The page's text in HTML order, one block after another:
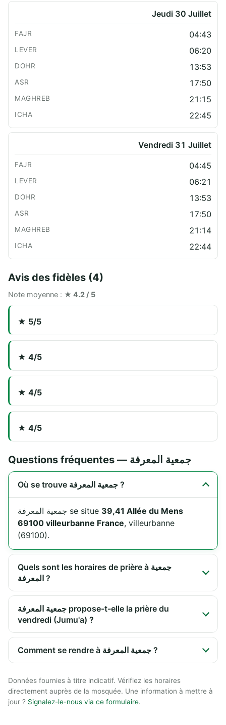
Jeudi 30 Juillet
04:43
06:20
13:53
17:50
21:15
22:45
Vendredi 31 Juillet
04:45
06:21
13:53
17:50
21:14
22:44
Avis des fidèles (4)
Note moyenne : ★ 4.2 / 5
★ 5/5
★ 4/5
★ 4/5
★ 4/5
Questions fréquentes — جمعية المعرفة
Où se trouve جمعية المعرفة ?
جمعية المعرفة se situe 39,41 Allée du Mens
69100 villeurbanne France, villeurbanne
(69100).
Quels sont les horaires de prière à جمعية
المعرفة ?
جمعية المعرفة propose-t-elle la prière du
vendredi (Jumu'a) ?
Comment se rendre à جمعية المعرفة ?
Données fournies à titre indicatif. Vérifiez les horaires
directement auprès de la mosquée. Une information à mettre à
jour ? Signalez-le-nous via ce formulaire.